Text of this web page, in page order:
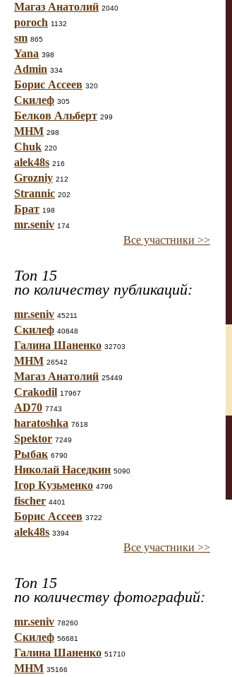
Магаз Анатолий 2040
poroch 1132
sm 865
Yana 398
Admin 334
Борис Ассеев 320
Скилеф 305
Белков Альберт 299
МНМ 298
Chuk 220
alek48s 216
Grozniy 212
Strannic 202
Брат 198
mr.seniv 174
Все участники >>
Топ 15
по количеству публикаций:
mr.seniv 45211
Скилеф 40848
Галина Шаненко 32703
МНМ 26542
Магаз Анатолий 25449
Crakodil 17967
AD70 7743
haratoshka 7618
Spektor 7249
Рыбак 6790
Николай Наседкин 5090
Ігор Кузьменко 4796
fischer 4401
Борис Ассеев 3722
alek48s 3394
Все участники >>
Топ 15
по количеству фотографий:
mr.seniv 78260
Скилеф 56681
Галина Шаненко 51710
МНМ 35166